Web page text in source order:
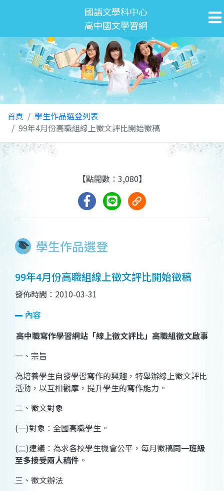
國語文學科中心
高中國文學習網
首頁
學生作品選登列表
99年4月份高職組線上徵文評比開始徵稿
學生作品選登
【點閱數：3,080】
99年4月份高職組線上徵文評比開始徵稿
發佈時間：2010-03-31
內容
高中職寫作學習網站「線上徵文評比」高職組徵文啟事
一、宗旨
為培養學生自發學習寫作的興趣，特舉辦線上徵文評比
活動，以互相觀摩，提升學生的寫作能力。
二、徵文對象
(一)對象：全國高職學生。
(二)建議：為求各校學生機會公平，每月徵稿同一班級
至多接受兩人稿件 。
三、徵文辦法